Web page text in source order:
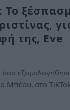
Το
της, Eve
όσα εξομολογήθηκε
Μπέου, στο